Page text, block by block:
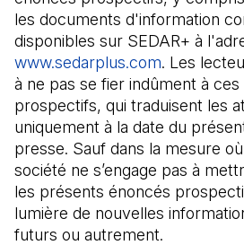
les documents d'information
disponibles sur SEDAR+ à
www.sedarplus.com(Il s'ouvre
. Les
à ne pas se fier indûment à ces
prospectifs, qui traduisent les
uniquement à la date du
presse. Sauf dans la mesure où
société ne s’engage pas à
les présents énoncés
lumière de nouvelles
futurs ou autrement.